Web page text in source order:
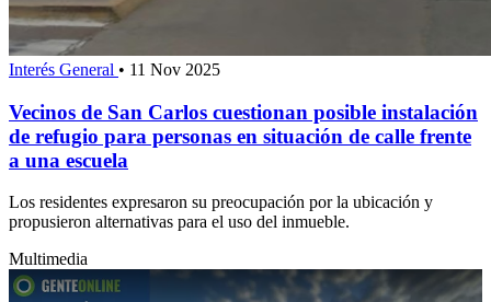
Interés General • 11 Nov 2025
Vecinos de San Carlos cuestionan posible instalación
de refugio para personas en situación de calle frente
a una escuela
Los residentes expresaron su preocupación por la ubicación y
propusieron alternativas para el uso del inmueble.
Multimedia